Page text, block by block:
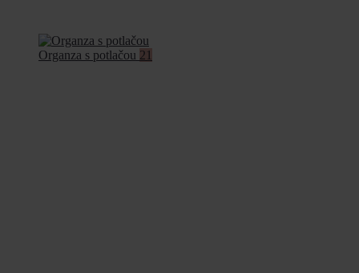
Organza s potlačou 21